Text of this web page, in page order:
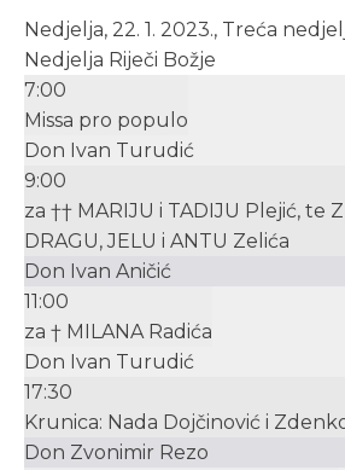
Nedjelja, 22. 1. 2023., Treća
Nedjelja Riječi Božje
7:00
Missa pro populo
Don Ivan Turudić
9:00
za †† MARIJU i TADIJU Plejić, te
DRAGU, JELU i ANTU Zelića
Don Ivan Aničić
11:00
za † MILANA Radića
Don Ivan Turudić
17:30
Krunica: Nada Dojčinović i
Don Zvonimir Rezo